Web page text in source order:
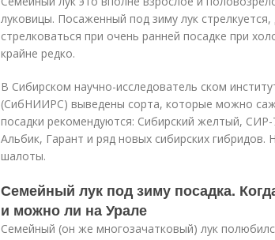
луковицы. Посаженный под зиму лук
стрелковаться при очень ранней посадке при
крайне редко.
В Сибирском научно-исследователь ском
(СибНИИРС) выведены сорта, которые можно
посадки рекомендуются: Сибирский желтый,
Альбик, Гарант и ряд новых сибирских гибридов.
шалоты.
Семейный лук под зиму посадка.
и можно ли на Урале
Семейный (он же многозачатковый) лук